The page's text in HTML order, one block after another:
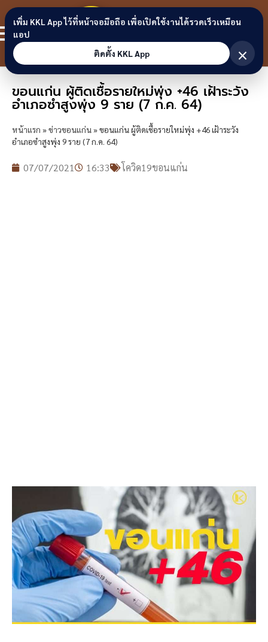
Skip to content
ขอนแก่น
ลิงก์
ขอนแก่น ผู้ติดเชื้อรายใหม่พุ่ง +46 เฝ้าระวัง
อำเภอซำสูงพุ่ง 9 ราย (7 ก.ค. 64)
หน้าแรก »ข่าวขอนแก่น»ขอนแก่น ผู้ติดเชื้อรายใหม่พุ่ง +46 เฝ้าระวัง
อำเภอซำสูงพุ่ง 9 ราย (7 ก.ค. 64)
07/07/2021 16:33 โควิด19ขอนแก่น
เพิ่ม KKL App ไว้ที่หน้าจอมือถือ เพื่อเปิดใช้งานได้รวดเร็วเหมือน
แอป
ติดตั้ง KKL App
×